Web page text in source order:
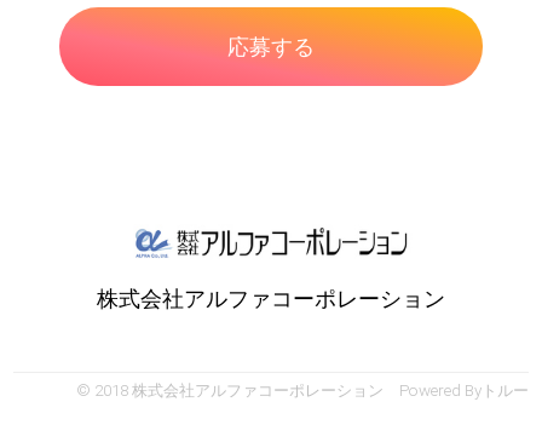
株式会社アルファコーポレーション
© 2018 株式会社アルファコーポレーション Powered Byトルー